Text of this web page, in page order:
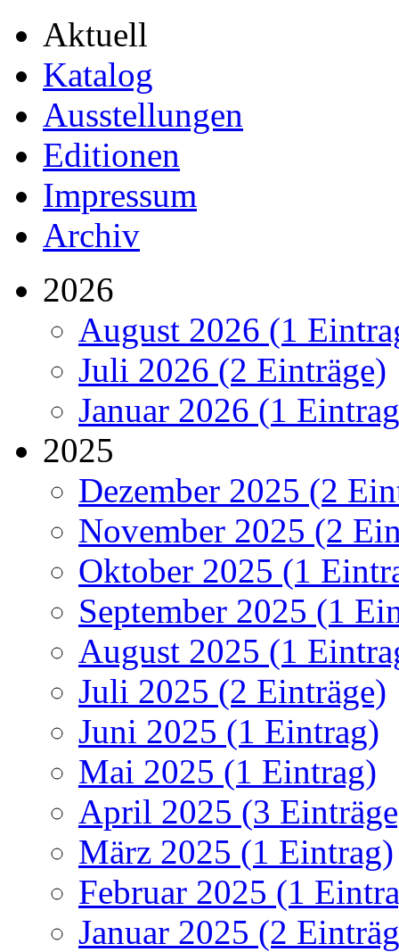
Aktuell
Katalog
Ausstellungen
Editionen
Impressum
Archiv
2026
August 2026 (1
Juli 2026 (2 Einträge)
Januar 2026 (1
2025
Dezember 2025 (2
November 2025 (2
Oktober 2025 (1
September 2025 (1
August 2025 (1
Juli 2025 (2 Einträge)
Juni 2025 (1 Eintrag)
Mai 2025 (1 Eintrag)
April 2025 (3
März 2025 (1 Eintrag)
Februar 2025 (1
Januar 2025 (2